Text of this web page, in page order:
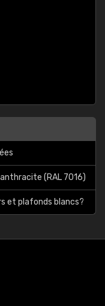
(RAL 7016)
et plafonds blancs?